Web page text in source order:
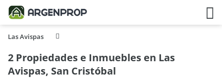
Las Avispas
2 Propiedades e Inmuebles en Las
Avispas, San Cristóbal